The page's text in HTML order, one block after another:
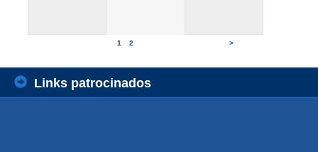
1 2 >
Links patrocinados